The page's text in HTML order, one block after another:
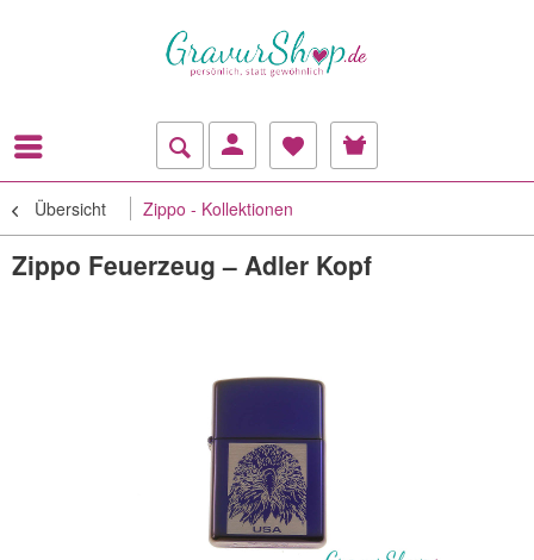
Übersicht Zippo - Kollektionen
Zippo Feuerzeug – Adler Kopf